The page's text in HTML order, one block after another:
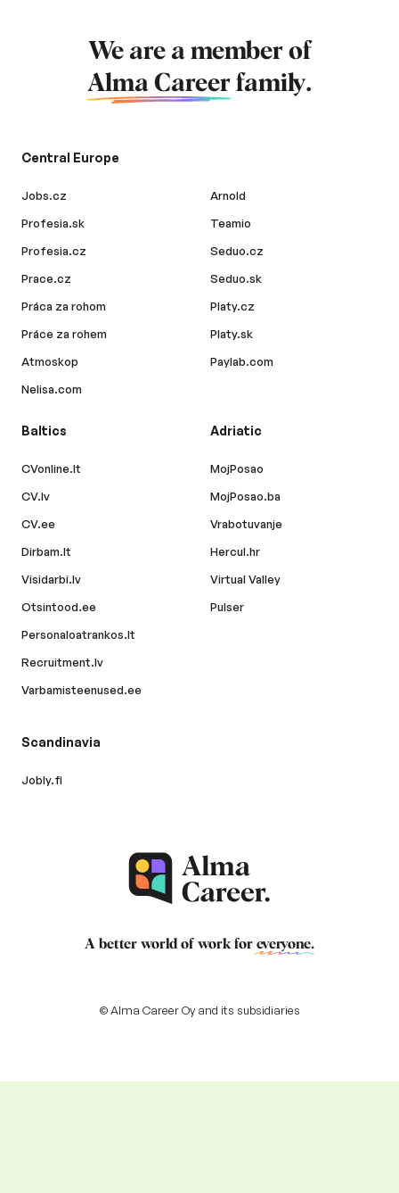
We are a member of
Alma Career family.
Central Europe
Jobs.cz
Profesia.sk
Profesia.cz
Prace.cz
Práca za rohom
Práce za rohem
Atmoskop
Nelisa.com
Arnold
Teamio
Seduo.cz
Seduo.sk
Platy.cz
Platy.sk
Paylab.com
Baltics
CVonline.lt
CV.lv
CV.ee
Dirbam.lt
Visidarbi.lv
Otsintood.ee
Personaloatrankos.lt
Recruitment.lv
Varbamisteenused.ee
Adriatic
MojPosao
MojPosao.ba
Vrabotuvanje
Hercul.hr
Virtual Valley
Pulser
Scandinavia
Jobly.fi
A better world of work for everyone.
© Alma Career Oy and its subsidiaries